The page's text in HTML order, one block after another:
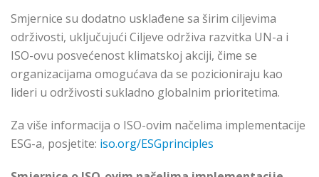
Smjernice su dodatno usklađene sa širim ciljevima
održivosti, uključujući Ciljeve održiva razvitka UN-a i
ISO-ovu posvećenost klimatskoj akciji, čime se
organizacijama omogućava da se pozicioniraju kao
lideri u održivosti sukladno globalnim prioritetima.
Za više informacija o ISO-ovim načelima implementacije
ESG-a, posjetite: iso.org/ESGprinciples